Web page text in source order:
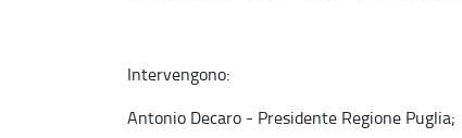
Intervengono:
Antonio Decaro - Presidente Regione Puglia;